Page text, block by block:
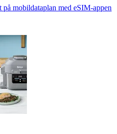
på mobildataplan med eSIM-appen